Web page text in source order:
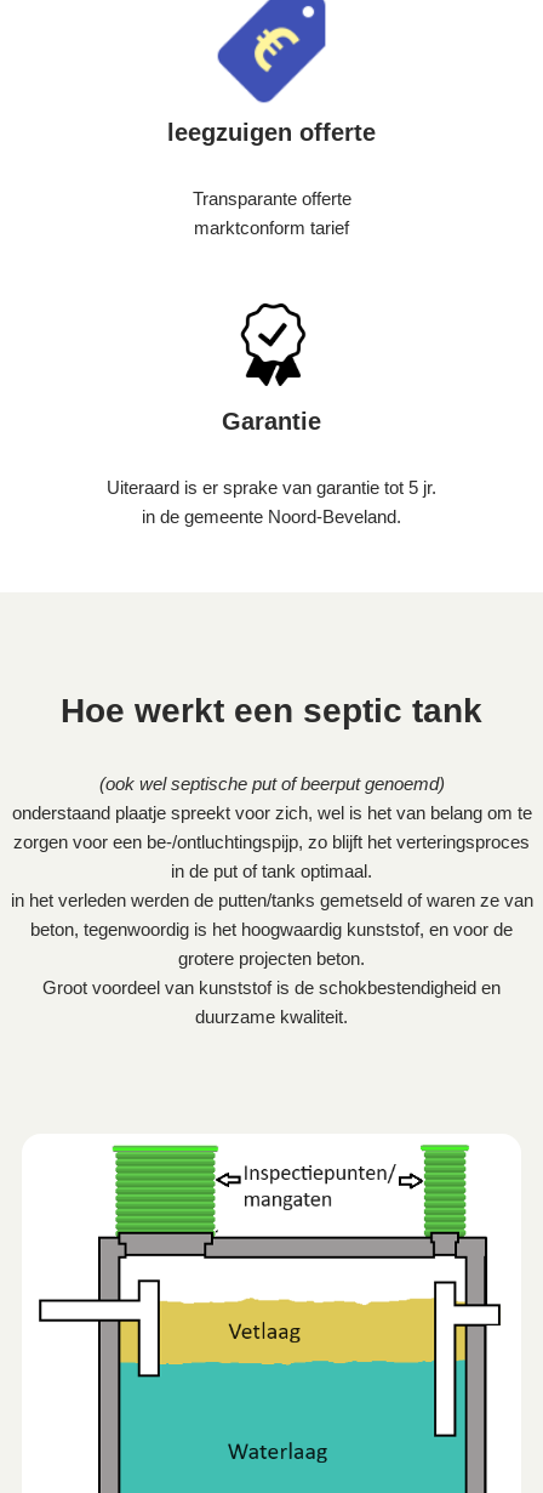
leegzuigen offerte
Transparante offerte
marktconform tarief
Garantie
Uiteraard is er sprake van garantie tot 5 jr.
in de gemeente Noord-Beveland.
Hoe werkt een septic tank
(ook wel septische put of beerput genoemd)
onderstaand plaatje spreekt voor zich, wel is het van belang om te
zorgen voor een be-/ontluchtingspijp, zo blijft het verteringsproces
in de put of tank optimaal.
in het verleden werden de putten/tanks gemetseld of waren ze van
beton, tegenwoordig is het hoogwaardig kunststof, en voor de
grotere projecten beton.
Groot voordeel van kunststof is de schokbestendigheid en
duurzame kwaliteit.